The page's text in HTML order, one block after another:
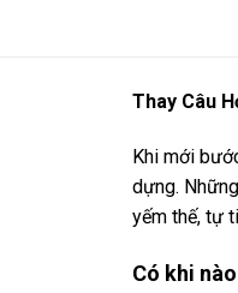
Thay Câu
Khi mới
dựng.
yếm thế, tự
Có khi